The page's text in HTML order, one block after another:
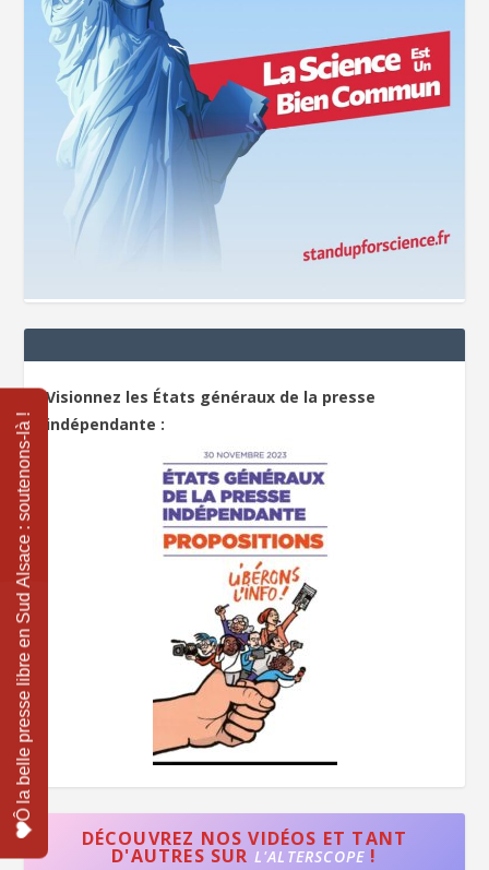
Visionnez les États généraux de la presse
indépendante :
DÉCOUVREZ NOS VIDÉOS ET TANT
D'AUTRES SUR L'ALTERSCOPE !